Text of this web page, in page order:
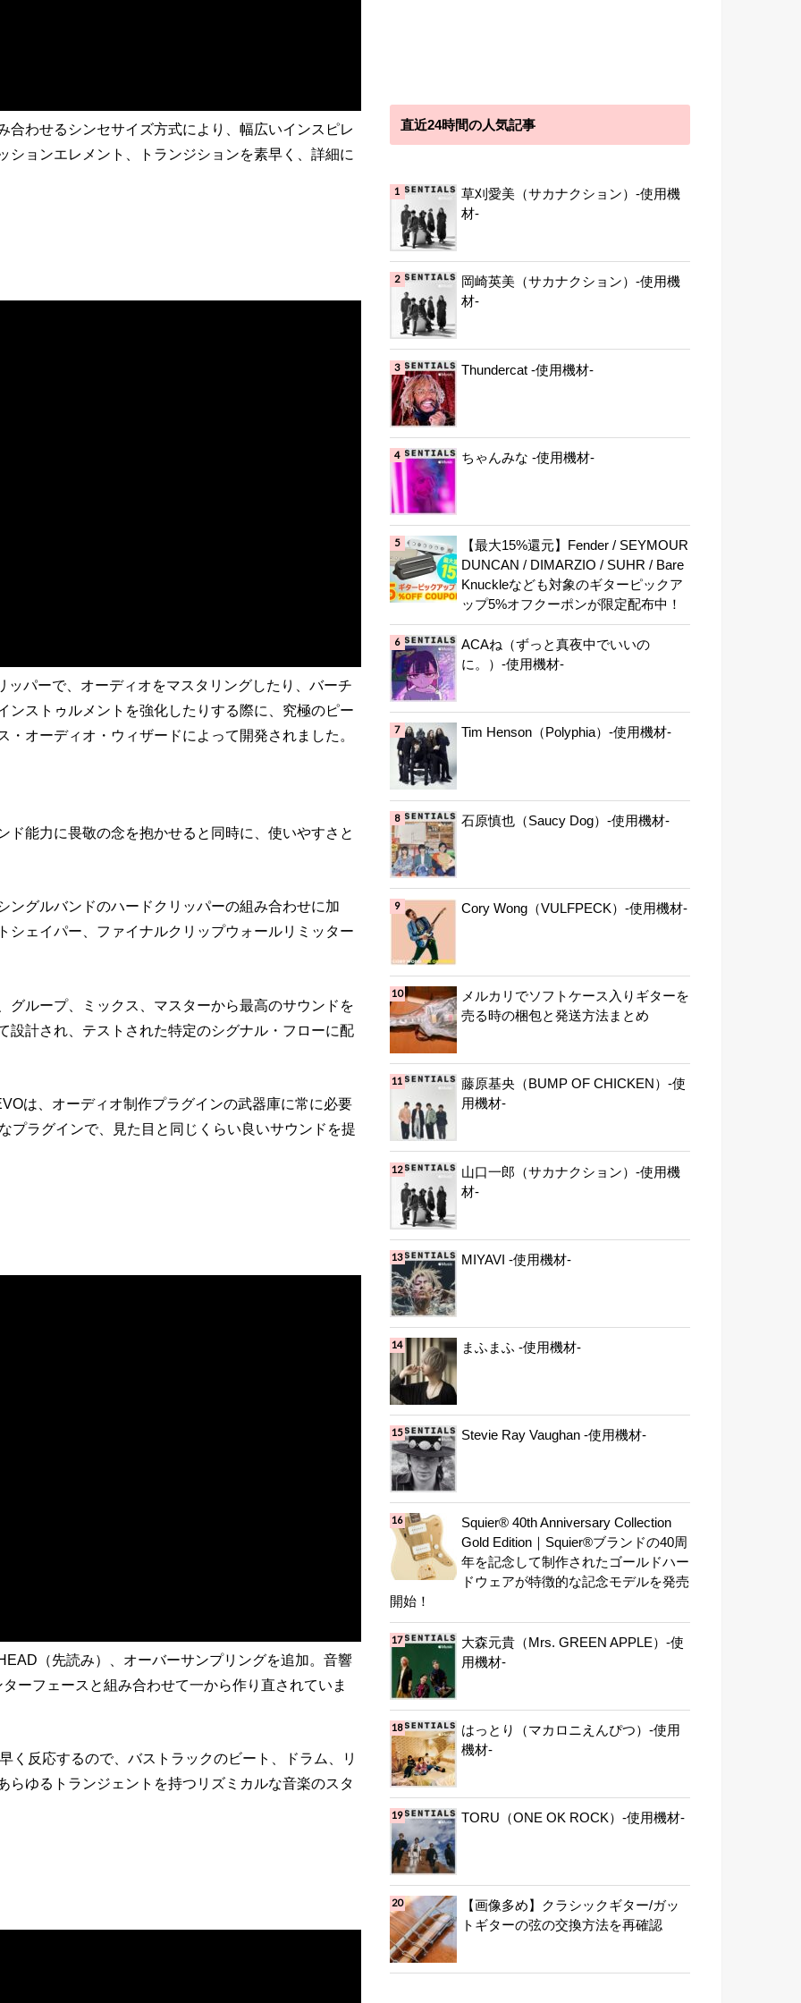
合わせるシンセサイズ方式により、幅広いインスピレ
ションエレメント、トランジションを素早く、詳細に
パーで、オーディオをマスタリングしたり、バーチ
ンストゥルメントを強化したりする際に、究極のピー
オーディオ・ウィザードによって開発されました。
ド能力に畏敬の念を抱かせると同時に、使いやすさと
ングルバンドのハードクリッパーの組み合わせに加
シェイパー、ファイナルクリップウォールリミッター
グループ、ミックス、マスターから最高のサウンドを
設計され、テストされた特定のシグナル・フローに配
は、オーディオ制作プラグインの武器庫に常に必要
プラグインで、見た目と同じくらい良いサウンドを提
（先読み）、オーバーサンプリングを追加。音響
ーフェースと組み合わせて一から作り直されていま
く反応するので、バストラックのビート、ドラム、リ
らゆるトランジェントを持つリズミカルな音楽のスタ
直近24時間の人気記事
草刈愛美（サカナクション）-使用機
材-
岡崎英美（サカナクション）-使用機
材-
Thundercat -使用機材-
ちゃんみな -使用機材-
【最大15%還元】Fender / SEYMOUR
DUNCAN / DIMARZIO / SUHR / Bare
Knuckleなども対象のギターピックア
ップ5%オフクーポンが限定配布中！
ACAね（ずっと真夜中でいいの
に。）-使用機材-
Tim Henson（Polyphia）-使用機材-
石原慎也（Saucy Dog）-使用機材-
Cory Wong（VULFPECK）-使用機材-
メルカリでソフトケース入りギターを
売る時の梱包と発送方法まとめ
藤原基央（BUMP OF CHICKEN）-使
用機材-
山口一郎（サカナクション）-使用機
材-
MIYAVI -使用機材-
まふまふ -使用機材-
Stevie Ray Vaughan -使用機材-
Squier® 40th Anniversary Collection
Gold Edition｜Squier®ブランドの40周
年を記念して制作されたゴールドハー
ドウェアが特徴的な記念モデルを発売
開始！
大森元貴（Mrs. GREEN APPLE）-使
用機材-
はっとり（マカロニえんぴつ）-使用
機材-
TORU（ONE OK ROCK）-使用機材-
【画像多め】クラシックギター/ガッ
トギターの弦の交換方法を再確認